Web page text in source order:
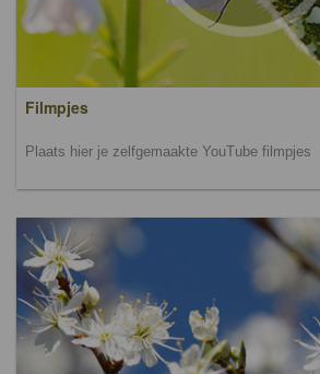
Filmpjes
Plaats hier je zelfgemaakte YouTube filmpjes